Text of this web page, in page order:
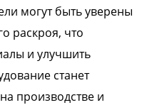
могут быть уверены
раскроя, что
и улучшить
станет
производстве и